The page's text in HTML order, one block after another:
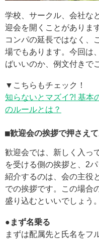
学校、サークル、会社な
迎会を開くことがありま
コンパの延長ではなく、
場でもあります。今回は
ばいいのか、例文付きで
▼こちらもチェック！
知らないとマズイ?! 基本
のルールとは？
■歓迎会の挨拶で押さえ
歓迎会では、新しく入っ
を受ける側の挨拶と、2
紹介するのは、会の主役
での挨拶です。この場合
盛り込むといいでしょう。
●まず名乗る
まずは配属先と氏名をフ